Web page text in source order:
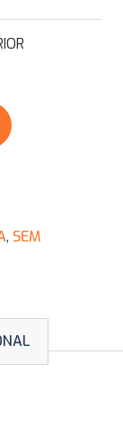
, SEM